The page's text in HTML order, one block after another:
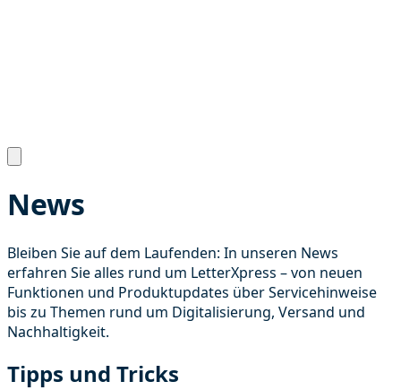
News
Bleiben Sie auf dem Laufenden: In unseren News
erfahren Sie alles rund um LetterXpress – von neuen
Funktionen und Produktupdates über Servicehinweise
bis zu Themen rund um Digitalisierung, Versand und
Nachhaltigkeit.
Tipps und Tricks